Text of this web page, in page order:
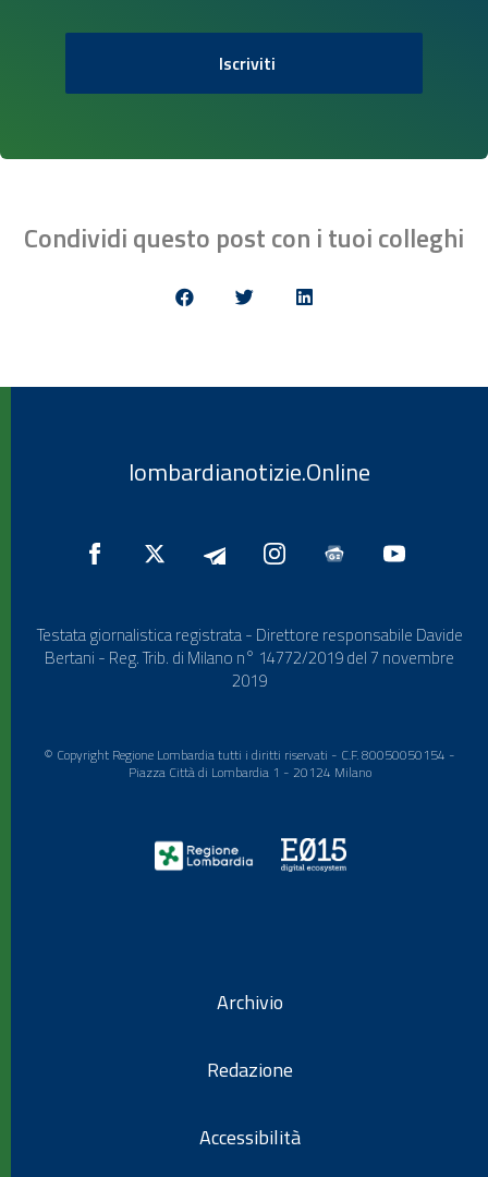
Iscriviti
Condividi questo post con i tuoi colleghi
lombardianotizie.Online
Testata giornalistica registrata - Direttore responsabile Davide
Bertani - Reg. Trib. di Milano n° 14772/2019 del 7 novembre
2019
© Copyright Regione Lombardia tutti i diritti riservati - C.F. 80050050154 -
Piazza Città di Lombardia 1 - 20124 Milano
Archivio
Redazione
Accessibilità